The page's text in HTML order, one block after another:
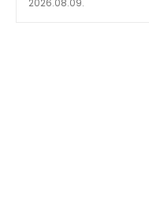
2026.08.09.